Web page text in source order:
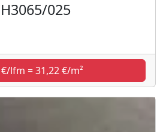
025
lfm = 31,22 €/m²